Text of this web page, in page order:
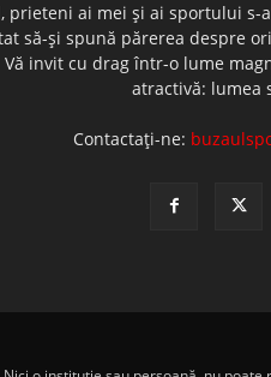
ai mei şi ai sportului
să-şi spună părerea despre
invit cu drag într-o lume
atractivă: lumea
Contactați-ne: